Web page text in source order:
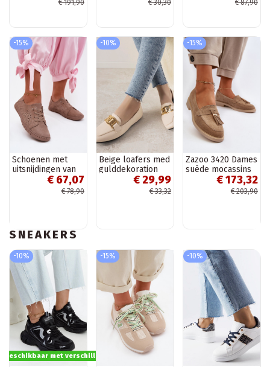
€ 191,90 € 30,30 € 87,90
-15%
Schoenen met
uitsnijdingen van
faux suede in
zandkleur Flaria
€ 67,07
€ 78,90
-10%
Beige loafers med
gulddekoration
€ 29,99
€ 33,32
-15%
Zazoo 3420 Dames
suède mocassins
met brede hakken
€ 173,32
€ 203,90
SNEAKERS
-10%
beschikbaar met verschillende opties
-15% -10%